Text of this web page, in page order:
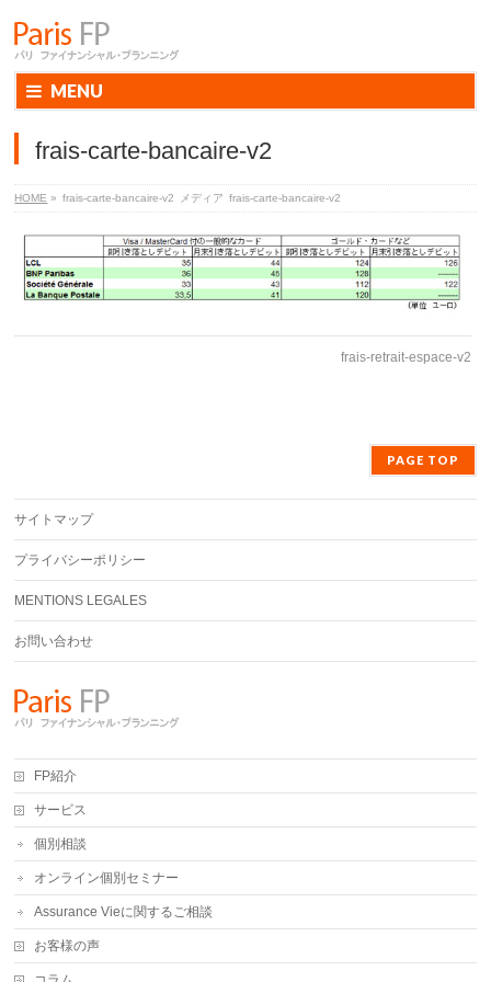
MENU
frais-carte-bancaire-v2
HOME » frais-carte-bancaire-v2 メディア frais-carte-bancaire-v2
frais-retrait-espace-v2
PAGE TOP
サイトマップ
プライバシーポリシー
MENTIONS LEGALES
お問い合わせ
FP紹介
サービス
個別相談
オンライン個別セミナー
Assurance Vieに関するご相談
お客様の声